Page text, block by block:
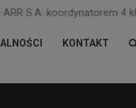
S.A. koordynatorem 4
KONTAKT